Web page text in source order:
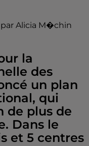
Alicia M�chin
la
des
un plan
qui
de plus de
Dans le
et 5 centres